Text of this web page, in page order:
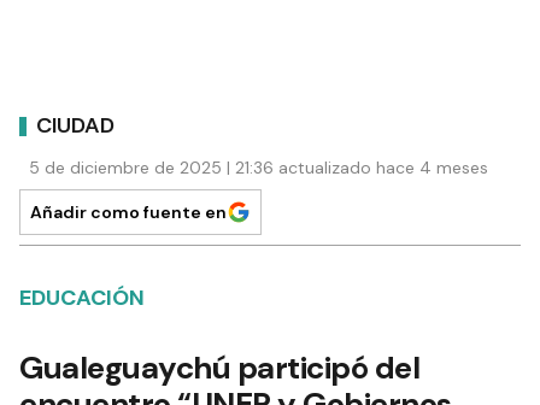
CIUDAD
5 de diciembre de 2025 | 21:36 actualizado hace 4 meses
Añadir como fuente en
EDUCACIÓN
Gualeguaychú participó del